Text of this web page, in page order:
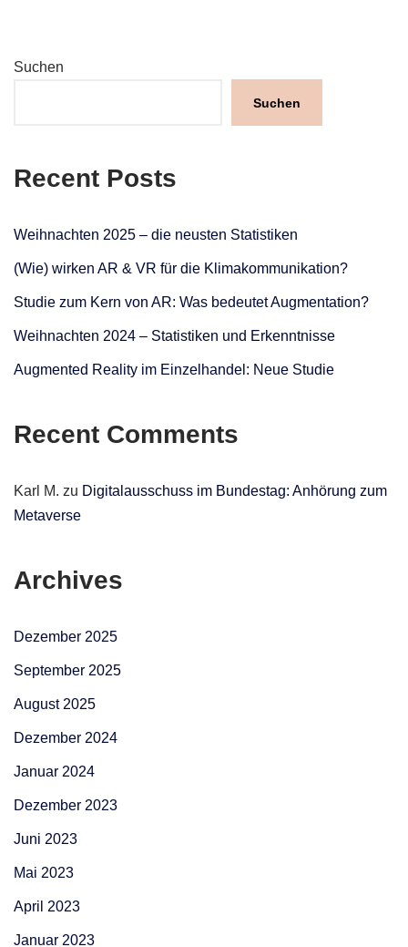
Suchen
Suchen
Recent Posts
Weihnachten 2025 – die neusten Statistiken
(Wie) wirken AR & VR für die Klimakommunikation?
Studie zum Kern von AR: Was bedeutet Augmentation?
Weihnachten 2024 – Statistiken und Erkenntnisse
Augmented Reality im Einzelhandel: Neue Studie
Recent Comments
Karl M. zu Digitalausschuss im Bundestag: Anhörung zum
Metaverse
Archives
Dezember 2025
September 2025
August 2025
Dezember 2024
Januar 2024
Dezember 2023
Juni 2023
Mai 2023
April 2023
Januar 2023